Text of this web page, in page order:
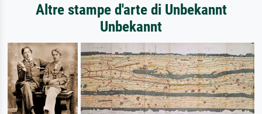
Altre stampe d'arte di Unbekannt
Unbekannt